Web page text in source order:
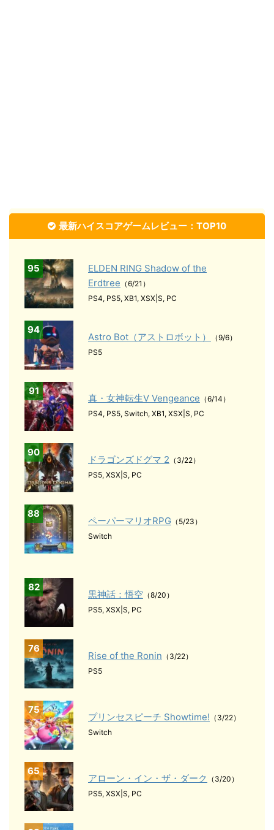
最新ハイスコアゲームレビュー：TOP10
95
ELDEN RING Shadow of the
Erdtree （6/21）
PS4, PS5, XB1, XSX|S, PC
94
Astro Bot（アストロボット）
（9/6）
PS5
91
真・女神転生Ⅴ Vengeance （6/14）
PS4, PS5, Switch, XB1, XSX|S, PC
90
ドラゴンズドグマ 2 （3/22）
PS5, XSX|S, PC
88
ペーパーマリオRPG （5/23）
Switch
82
黒神話：悟空 （8/20）
PS5, XSX|S, PC
76
Rise of the Ronin （3/22）
PS5
75
プリンセスピーチ Showtime! （3/22）
Switch
65
アローン・イン・ザ・ダーク （3/20）
PS5, XSX|S, PC